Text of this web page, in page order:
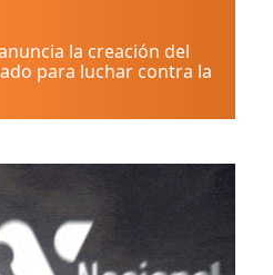
la creación del
para luchar contra la